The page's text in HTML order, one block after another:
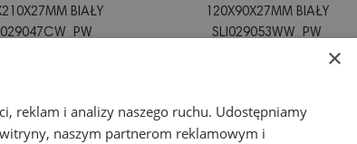
BIAŁY
120X90X27MM BIAŁY
SLI029053WW_PW
×
reklam i analizy naszego ruchu. Udostępniamy
naszym partnerom reklamowym i